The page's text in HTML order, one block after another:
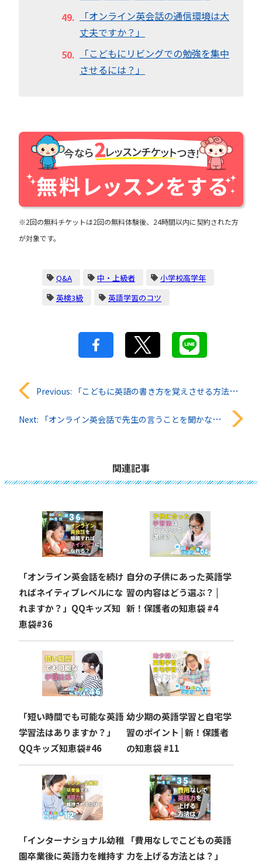
「オンライン英会話の通信環境は大
丈夫ですか？」
「こどもにリビングでの勉強を集中
させるには？」
※2回の無料チケットは2回の無料体験後、24時間以内に契約された方
が対象です。
Q&A 中・上級者
小学校高学年
英検3級
英語学習のコツ
投
稿
ョ
ン
Previous: 「こどもに英語の書き方を覚えさせる方法はありますか？」QQキッズ知恵袋#22
Next: 「オンライン英会話で先生の言うことを聞かなくて困ってます」QQキッズ知恵袋#24
関連記事
「オンライン英会話を続け
ればネイティブレベルにな
れますか？」QQキッズ知
恵袋#36
自分の子供にあった英語学
習の内容はどう選ぶ？ |
新！保護者の知恵袋 #4
「短い時間でも可能な英語
学習法はありますか？」
QQキッズ知恵袋#46
幼少期の英語学習と自宅学
習のポイント | 新！保護者
の知恵袋 #11
「インターナショナル幼稚
園卒業後に英語力を維持す
「費用なしでこどもの英語
力を上げる方法とは？」